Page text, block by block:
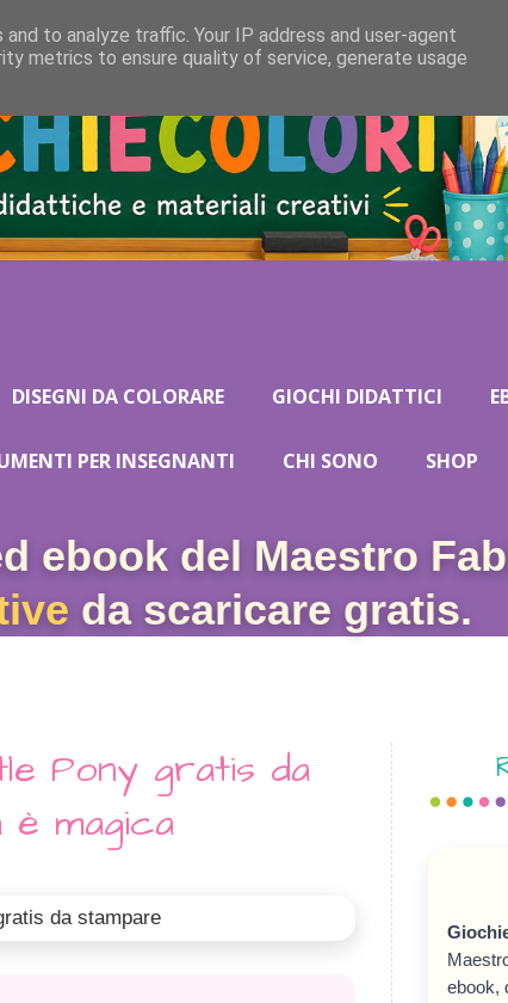
DISEGNI DA COLORARE GIOCHI DIDATTICI
PER INSEGNANTI CHI SONO SHOP
ebook del Maestro
da scaricare gratis.
Pony gratis da
è magica
ebook,
to analyze traffic. Your IP address and user-agent
metrics to ensure quality of service, generate usage